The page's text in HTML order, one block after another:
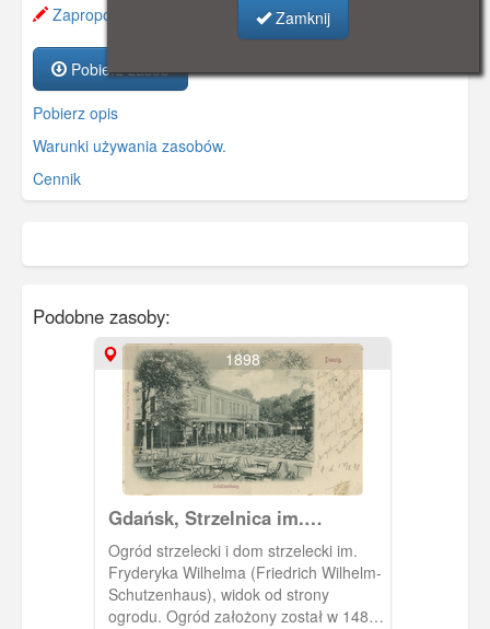
Zaproponuj zmianę opisu.
Pobierz zasób
Pobierz opis
Warunki używania zasobów.
Cennik
Podobne zasoby:
1898
Gdańsk, Strzelnica im.
Fryderyka Wilhelma
Ogród strzelecki i dom strzelecki im.
Fryderyka Wilhelma (Friedrich Wilhelm-
Schutzenhaus), widok od strony
ogrodu. Ogród założony został w 1487
Zamknij